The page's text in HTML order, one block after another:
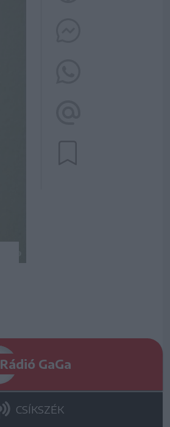
Rádió GaGa
CSÍKSZÉK